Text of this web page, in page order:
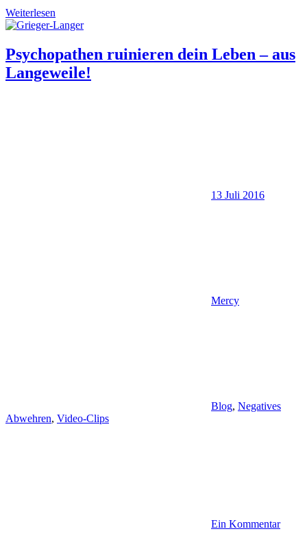
Weiterlesen
Psychopathen ruinieren dein Leben – aus
Langeweile!
13 Juli 2016
Mercy
Blog, Negatives
Abwehren, Video-Clips
Ein Kommentar